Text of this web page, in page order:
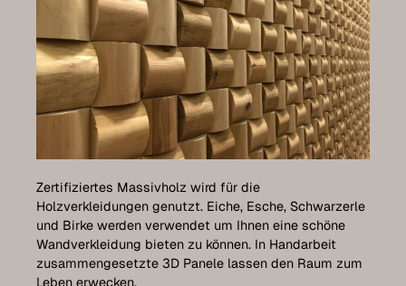
Zertifiziertes Massivholz wird für die
Holzverkleidungen genutzt. Eiche, Esche, Schwarzerle
und Birke werden verwendet um Ihnen eine schöne
Wandverkleidung bieten zu können. In Handarbeit
zusammengesetzte 3D Panele lassen den Raum zum